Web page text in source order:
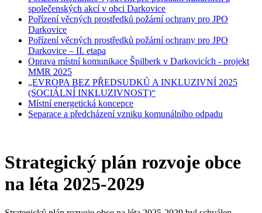
společenských akcí v obci Darkovice
Pořízení věcných prostředků požární ochrany pro JPO
Darkovice
Pořízení věcných prostředků požární ochrany pro JPO
Darkovice – II. etapa
Oprava místní komunikace Špilberk v Darkovicích - projekt
MMR 2025
„EVROPA BEZ PŘEDSUDKŮ A INKLUZIVNÍ 2025
(SOCIÁLNÍ INKLUZIVNOST)“
Místní energetická koncepce
Separace a předcházení vzniku komunálního odpadu
Strategický plán rozvoje obce
na léta 2025-2029